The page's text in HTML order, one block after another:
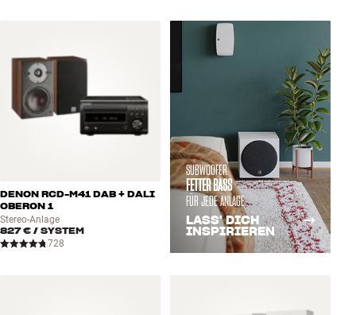
DENON RCD-M41 DAB + DALI
OBERON 1
Stereo-Anlage
827 € / SYSTEM
728
SUBWOOFER
FETTER BASS
FÜR JEDE ANLAGE
LASS' DICH
INSPIRIEREN